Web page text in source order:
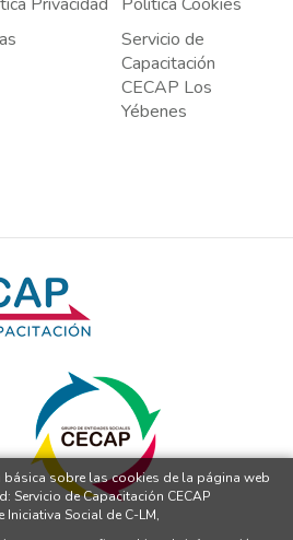
Servicio de
Capacitación
CECAP Los
Yébenes
básica sobre las cookies de la página web
Servicio de Capacitación CECAP
Social de C-LM,